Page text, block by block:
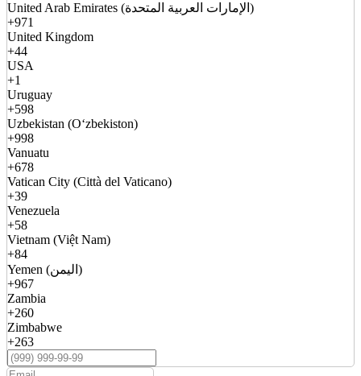
United Arab Emirates (الإمارات العربية المتحدة)
+971
United Kingdom
+44
USA
+1
Uruguay
+598
Uzbekistan (Oʻzbekiston)
+998
Vanuatu
+678
Vatican City (Città del Vaticano)
+39
Venezuela
+58
Vietnam (Việt Nam)
+84
Yemen (اليمن)
+967
Zambia
+260
Zimbabwe
+263